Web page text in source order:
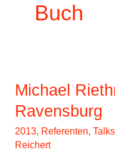
Buch
Michael
Ravensburg
2013, Referenten,Talks
Reichert